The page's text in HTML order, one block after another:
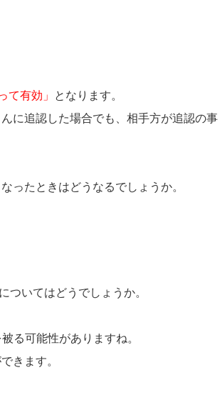
て有効」
となります。
に追認した場合でも、相手方が追認の事
ったときはどうなるでしょうか。
ついてはどうでしょうか。
る可能性がありますね。
きます。